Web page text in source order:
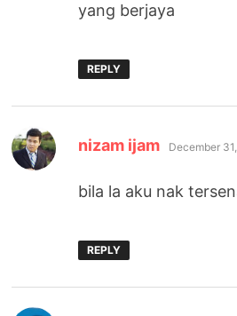
yang berjaya
REPLY
nizam ijam says:
December
bila la aku nak
REPLY